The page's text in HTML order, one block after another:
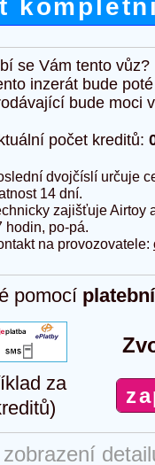
se Vám tento
inzerát bude
bude moci
počet kreditů:
dvojčíslí určuje
14 dní.
zajišťuje Airtoy
hodin, po-pá.
na provozovatele:
pomocí
za
zobrazení